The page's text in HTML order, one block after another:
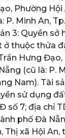
Phường Hội
P. Minh An,
3: Quyền sở
ở thuộc thửa
Hưng
(cũ là: P.
Nam). Tài
sử dụng
số 7; địa chỉ
phố Đà
Thị xã Hội An,